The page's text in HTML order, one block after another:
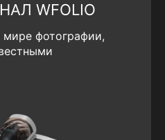
WFOLIO
фотографии,